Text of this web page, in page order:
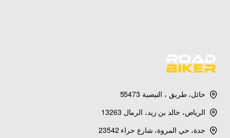
حائل، طريق ، النيصية 55473
الرياض، خالد بن زيد، الرمال 13263
جدة، حي المروة، شارع حراء 23542